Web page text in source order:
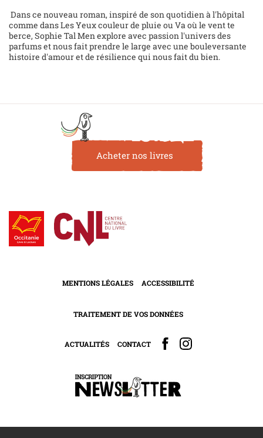
Dans ce nouveau roman, inspiré de son quotidien à l'hôpital
comme dans Les Yeux couleur de pluie ou Va où le vent te
berce, Sophie Tal Men explore avec passion l'univers des
parfums et nous fait prendre le large avec une bouleversante
histoire d'amour et de résilience qui nous fait du bien.
Acheter nos livres
MENTIONS LÉGALES ACCESSIBILITÉ
TRAITEMENT DE VOS DONNÉES
ACTUALITÉS CONTACT